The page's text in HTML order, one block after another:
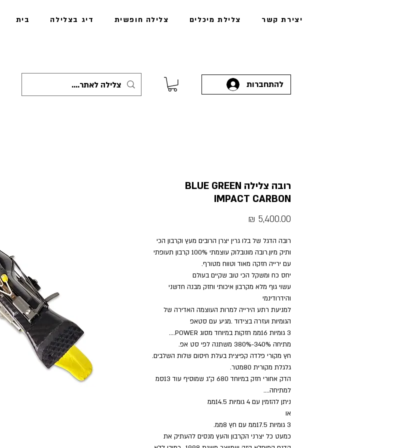
בית דיג בצלילה צלילה חופשית צלילת מיכלים יצירת קשר
להתחברות
רובה צלילה BLUE GREEN
IMPACT CARBON
רובה הדגל של בלו גרין יצרן הרובים מעץ וקרבון הכי
ותיק מיון.רובה מונובלוק עוצמתי 100% קרבון תעופתי
עם ירייה חזקה מאוד וטווח מטורף.
יחס כח ומשקל הכי טוב שקיים בעולם
עשוי גוף מלא מקרבון איכותי וחזק מבנה חדשני
והידרודינמי
למניעת רתע הירייה למרות העוצמה האדירה של
הגומיות ועזרה בצידוד .מגיע עם סטאפ
3 גומיות 16ממ חזקות במיוחד מסוג POWER....
מתיחה 340%-380% משתנה לפי סט אפ.
חץ מקורי פלדה קפיצית בעלת חיסום שלות השלבים.
גלגלת מקורית 80מטר.
הדק אחורי חזק במיוחד 680 ק"ג שמוסיף עוד 13סמ
למתיחה....
ניתן להזמין עם 4 גומיות 14.5ממ
או
3 גומיות 17.5ממ עם חץ 8ממ.
כמעט כל יצרני הקרבון והעץ מנסים להעתיק את